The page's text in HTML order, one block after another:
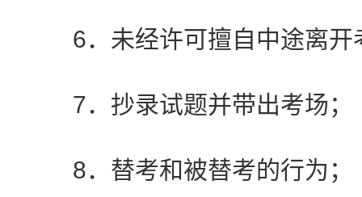
6．未经许可擅自中途离开
7．抄录试题并带出考场；
8．替考和被替考的行为；